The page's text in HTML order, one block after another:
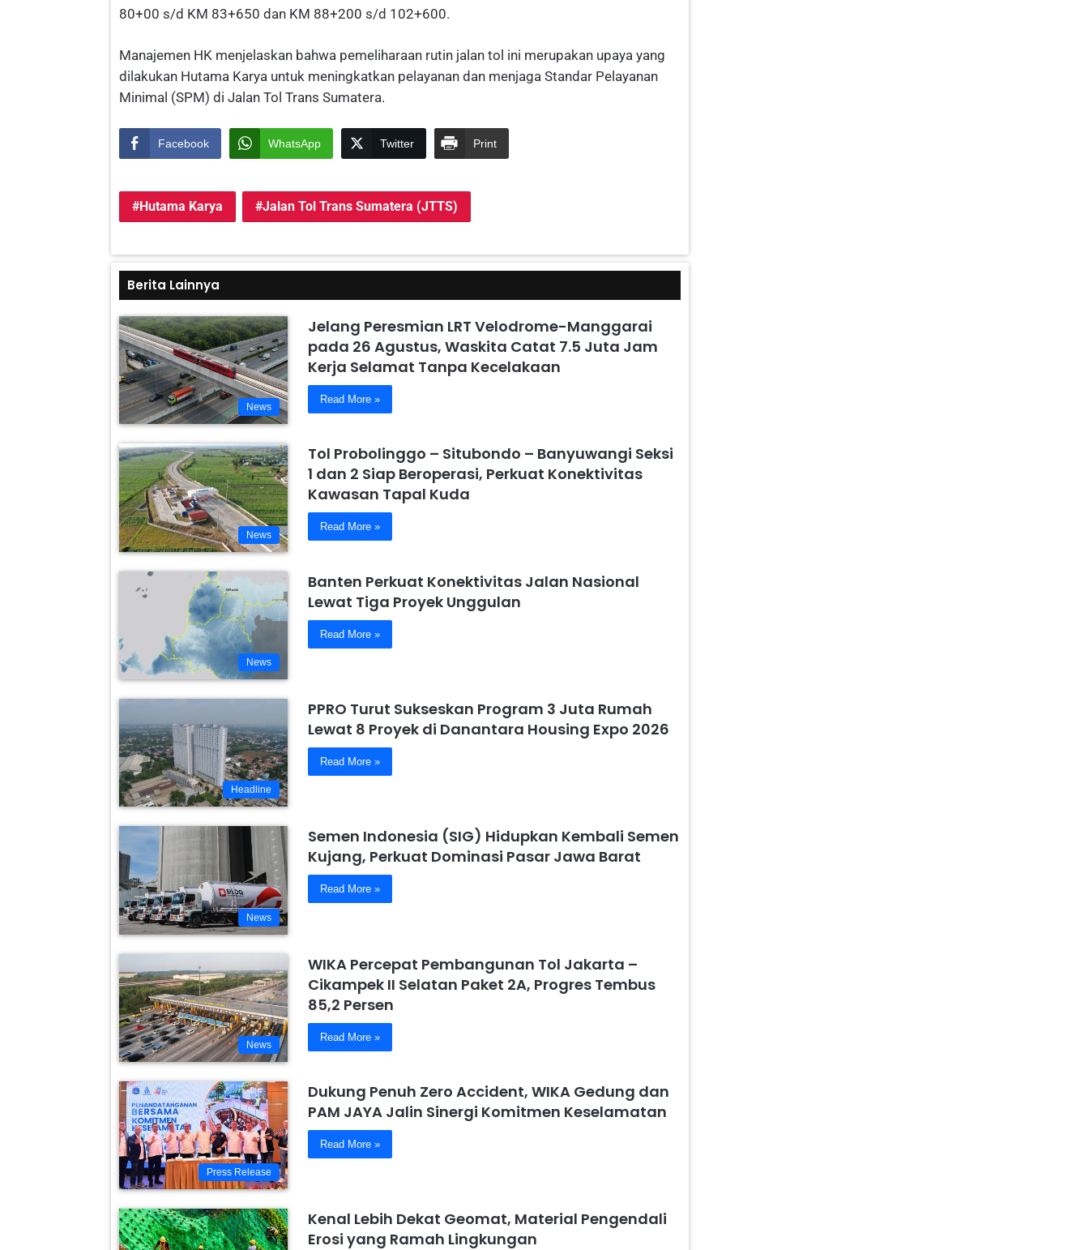
80+00 s/d KM 83+650 dan KM 88+200 s/d 102+600.
Manajemen HK menjelaskan bahwa pemeliharaan rutin jalan tol ini merupakan upaya yang
dilakukan Hutama Karya untuk meningkatkan pelayanan dan menjaga Standar Pelayanan
Minimal (SPM) di Jalan Tol Trans Sumatera.
Facebook WhatsApp Twitter Print
Hutama Karya Jalan Tol Trans Sumatera (JTTS)
Berita Lainnya
News
Jelang Peresmian LRT Velodrome-Manggarai
pada 26 Agustus, Waskita Catat 7.5 Juta Jam
Kerja Selamat Tanpa Kecelakaan
Read More »
News
Tol Probolinggo – Situbondo – Banyuwangi Seksi
1 dan 2 Siap Beroperasi, Perkuat Konektivitas
Kawasan Tapal Kuda
Read More »
News
Banten Perkuat Konektivitas Jalan Nasional
Lewat Tiga Proyek Unggulan
Read More »
Headline
PPRO Turut Sukseskan Program 3 Juta Rumah
Lewat 8 Proyek di Danantara Housing Expo 2026
Read More »
News
Semen Indonesia (SIG) Hidupkan Kembali Semen
Kujang, Perkuat Dominasi Pasar Jawa Barat
Read More »
News
WIKA Percepat Pembangunan Tol Jakarta –
Cikampek II Selatan Paket 2A, Progres Tembus
85,2 Persen
Read More »
Press Release
Dukung Penuh Zero Accident, WIKA Gedung dan
PAM JAYA Jalin Sinergi Komitmen Keselamatan
Read More »
Kenal Lebih Dekat Geomat, Material Pengendali
Erosi yang Ramah Lingkungan